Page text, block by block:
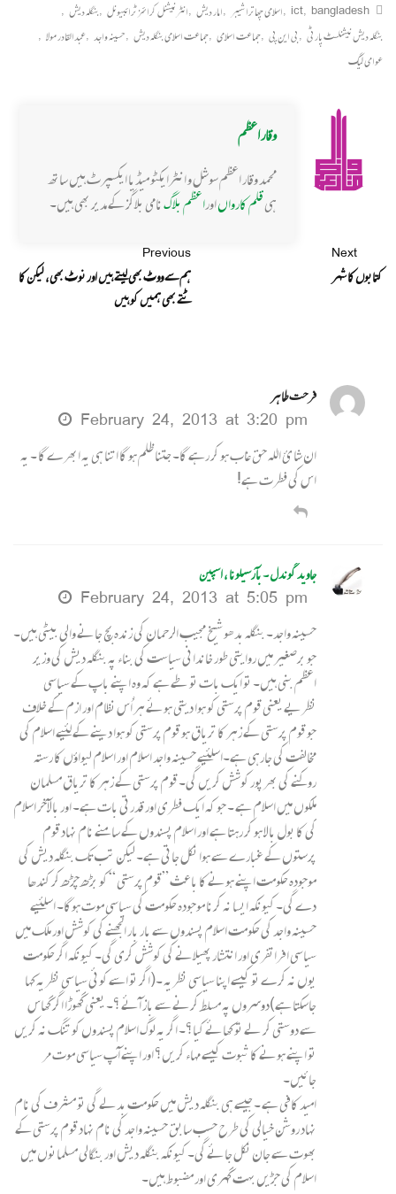
bangladesh
,
ict
,اسلامی چھاترا شیبر ,امار دیش ,انٹرنیشنل کرائمز ٹرائبیونل ,بنگلہ دیش ,
بنگلہ دیش نیشنلسٹ پارٹی ,بی این پی ,جماعت اسلامی ,جماعت اسلامی بنگلہ دیش ,حسینہ واجد ,عبدالقادر مولا ,
عوامی لیگ
وقار اعظم
محمد وقار اعظم سوشل و انٹرایکٹو میڈیا ایکسپرٹ ہیں ساتھ
ہیقلم کارواںاوراعظم بلاگنامی بلاگز کے مدیر بھی ہیں۔
Previous
ہم سے ووٹ بھی لیتے ہیں اور نوٹ بھی، لیکن کا
ٹتے بھی ہمیں کو ہیں
Next
کتابوں کا شہر
فرحت طاہر
February 24, 2013 at 3:20 pm
ان شا ئ اللٰہ حق غاب ہو کر رہے گا۔ جتنا ظلم ہو گا اتنا ہی یہ ابھرے گا ۔ یہ
اس کی فطرت ہے!
جاوید گوندل ۔ بآرسیلونا ، اسپین
February 24, 2013 at 5:05 pm
حسینہ واجد۔ بنگلہ بدھو شیخ مجیب الرحمان کی زندہ بچ جانے والی بیٹی ہیں۔
جو برصغیر میں روایتی طور خاندانی سیاست کی بناء پہ بنگلہ دیش کی وزیر
اعظم بنی ہیں۔ تو ایک بات تو طے ہے کہ وہ اپنے باپ کے سیاسی
نظریے یعنی قوم پرستی کو ہوا دیتی ہوئے ہر اُس نظام اور ازم کے خلاف
جو قوم پرستی کے زہر کا تریاق ہو قوم پرستی کو ہوا دینے کے لئیے اسلام کی
مخالفت کی جارہی ہے۔اسلئیے حسینہ واجد اسلام اور اسلام لیواؤں کا رستہ
روکنے کی بھرپور کوشش کریں گی۔ قوم پرستی کے زہر کا تریاق مسلمان
ملکوں میں اسلام ہے ۔ جو کہ ایک فطری اور قدرتی بات ہے۔ اور بالآخر اسلام
کی کا بول بالا ہو کر رہتا ہے اور اسلام پسندوں کے سامنے نام نہاد قوم
پرستوں کے غبارے سے ہوا نکل جاتی ہے۔ لیکن تب تک بنگلہ دیش کی
موجودہ حکومت اپنے ہونے کا باعث ”قوم پرستی “ کو بڑھ چڑھ کر کندھا
دے گی۔ کیونکہ ایسا نہ کرنا موجودہ حکومت کی سیاسی موت ہوگا۔ اسلئیے
حسینہ واجد کی حکومت اسلام پسندوں سے بار بار الجھنے کی کوشش اور ملک میں
سیاسی افراتفری اور انتشار پھیلانے کی کوشش کری گی۔ کیونکہ اگر حکومت
یوں نہ کرے تو کیسے اپنا سیاسی نظریہ ۔(اگر تو اسے کوئی سیاسی نظریہ کہا
جاسکتا ہے)دوسروں پہ مسلط کرنے سے باز آئے ؟۔ یعنی گھوڑا اگر گھاس
سے دوستی کر لے تو کھائے کیا؟۔ اگر یہ لوگ اسلام پسندوں کو تنگ نہ کریں
تو اپنے ہونے کا ثبوت کیسے مہاء کریں؟ اور اپنے آپ سیاسی موت مر
جائیں۔
امید کافی ہے ۔ جیسے ہی بنگلہ دیش میں حکومت بدلے گی تو مشرف کی نام
نہاد روشن خیالی کی طرح حسب سابق حسینہ واجد کی نام نہاد قوم پرستی کے
بھوت سے جان نکل جائے گی۔ کیونکہ بنگلہ دیش اور بنگالی مسلمانوں میں
اسلام کی جڑیں بہت گہری اور مضبوط ہیں۔